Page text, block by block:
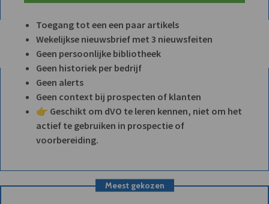
Toegang tot een een paar artikels
Wekelijkse nieuwsbrief met 3 nieuwsfeiten
Geen persoonlijke bibliotheek
Geen historiek per bedrijf
Geen alerts
Geen context bij prospecten of klanten
👉 Geschikt om dVO te leren kennen, niet om het
actief te gebruiken in prospectie of
voorbereiding.
Meest gekozen